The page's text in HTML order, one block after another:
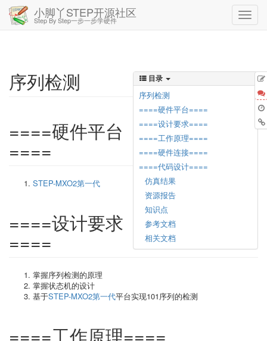
小脚丫STEP开源社区
Step By Step一步一步学硬件
目录
序列检测
====硬件平台====
====设计要求====
====工作原理====
====硬件连接====
====代码设计====
仿真结果
资源报告
知识点
参考文档
相关文档
序列检测
====硬件平台
====
STEP-MXO2第一代
====设计要求
====
掌握序列检测的原理
掌握状态机的设计
基于STEP-MXO2第一代平台实现101序列的检测
====工作原理====